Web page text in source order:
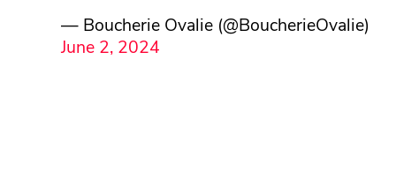
— Boucherie Ovalie (@BoucherieOvalie)
June 2, 2024